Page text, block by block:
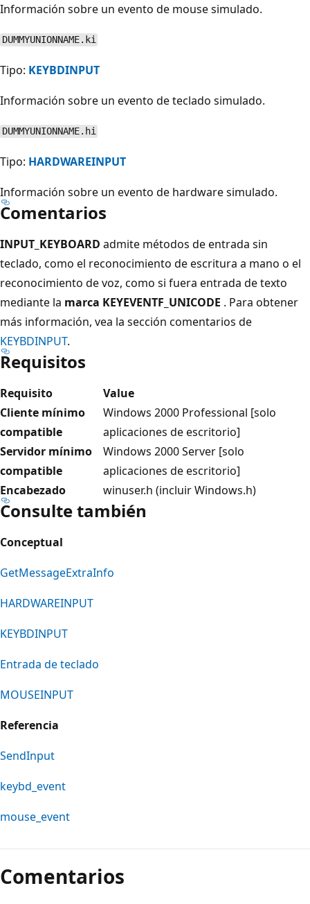
Información sobre un evento de mouse simulado.
DUMMYUNIONNAME.ki
Tipo: KEYBDINPUT
Información sobre un evento de teclado simulado.
DUMMYUNIONNAME.hi
Tipo: HARDWAREINPUT
Información sobre un evento de hardware simulado.
Comentarios
INPUT_KEYBOARD admite métodos de entrada sin
teclado, como el reconocimiento de escritura a mano o el
reconocimiento de voz, como si fuera entrada de texto
mediante la marca KEYEVENTF_UNICODE . Para obtener
más información, vea la sección comentarios de
KEYBDINPUT.
Requisitos
Requisito
Value
Cliente mínimo
compatible
Windows 2000 Professional [solo
aplicaciones de escritorio]
Servidor mínimo
compatible
Windows 2000 Server [solo
aplicaciones de escritorio]
Encabezado
winuser.h (incluir Windows.h)
Consulte también
Conceptual
GetMessageExtraInfo
HARDWAREINPUT
KEYBDINPUT
Entrada de teclado
MOUSEINPUT
Referencia
SendInput
keybd_event
mouse_event
de
lectura
Comentarios